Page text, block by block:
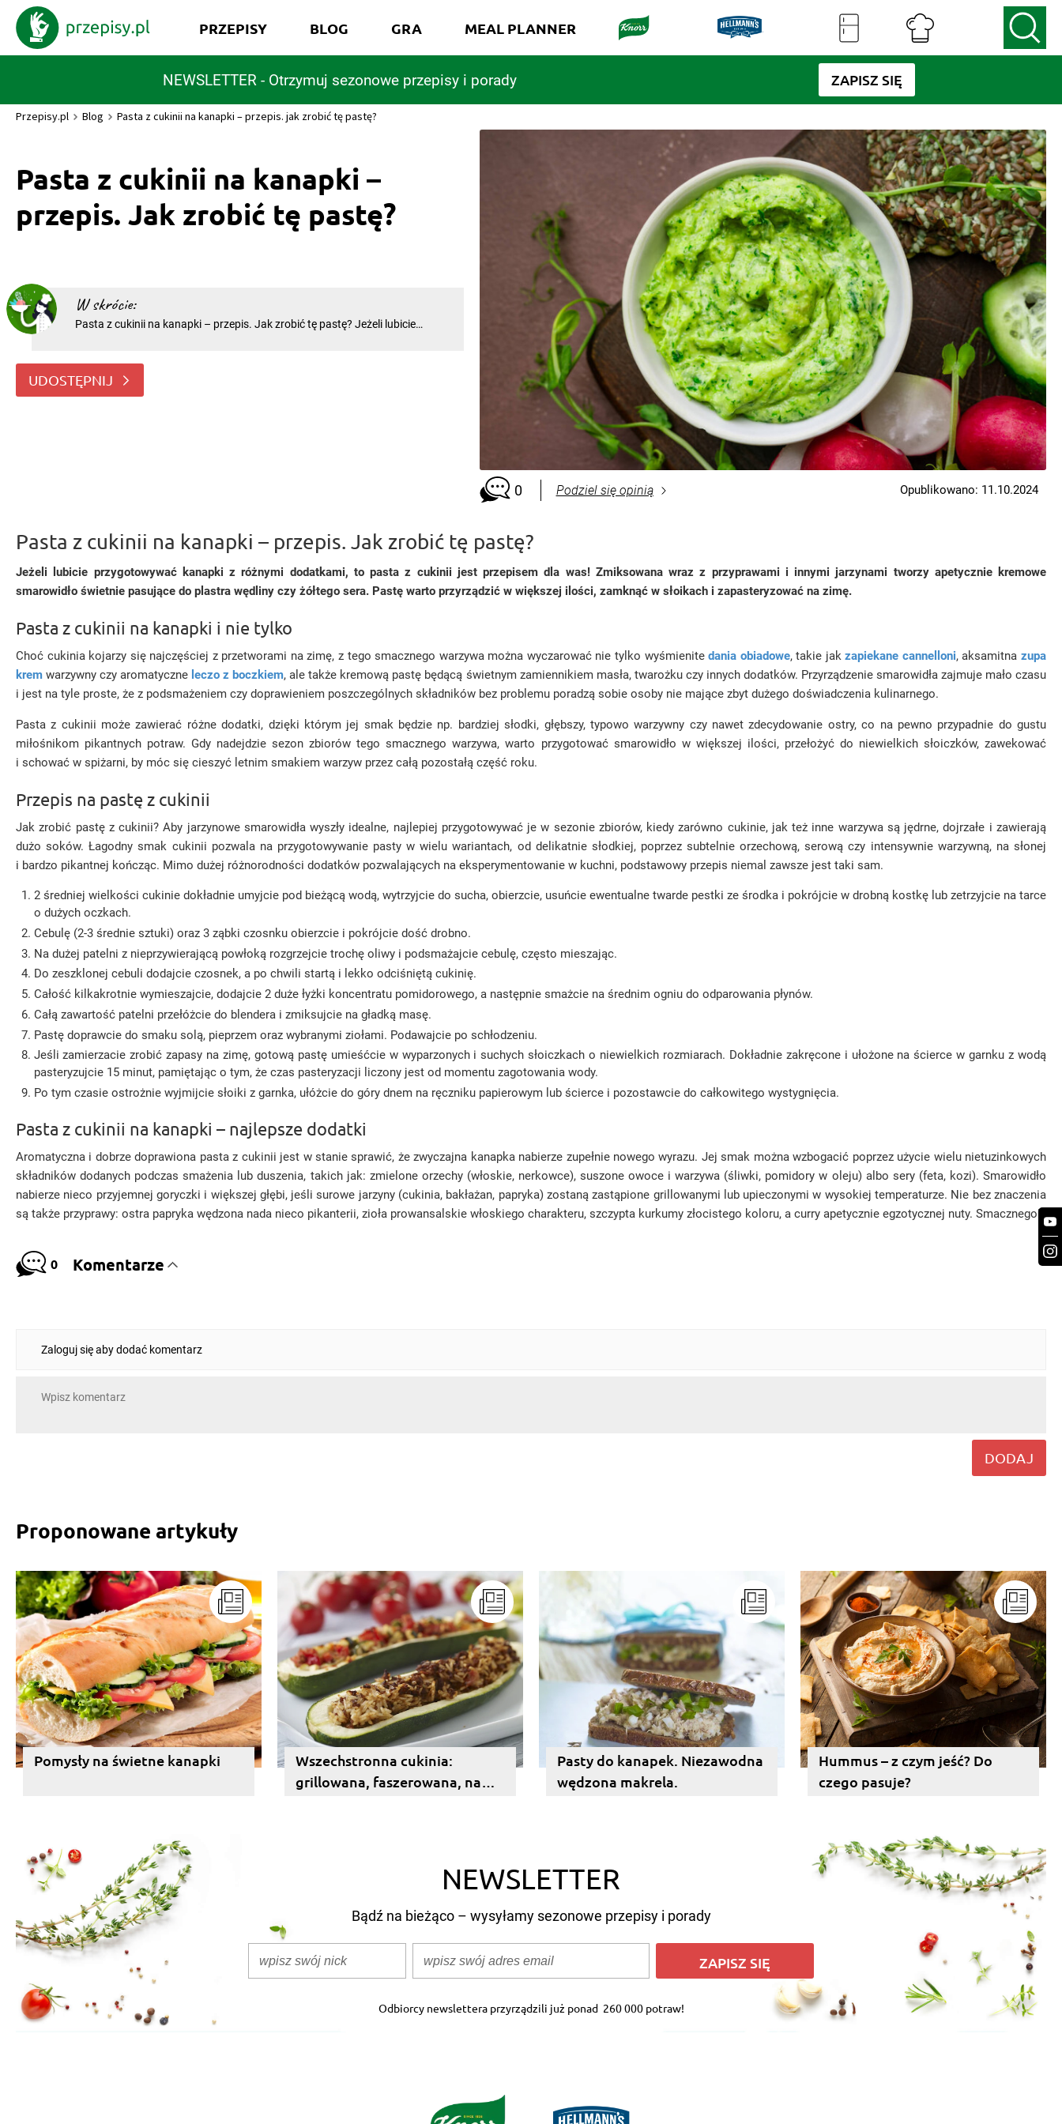
NEWSLETTER - Otrzymuj sezonowe przepisy i porady ZAPISZ SIĘ
PRZEPISY BLOG GRA MEAL PLANNER
Przepisy.pl Blog Pasta z cukinii na kanapki – przepis. jak zrobić tę pastę?
Pasta z cukinii na kanapki –
przepis. Jak zrobić tę pastę?
W skrócie:
Pasta z cukinii na kanapki – przepis. Jak zrobić tę pastę? Jeżeli lubicie
tworzy apetycznie kremowe smarowidło świetnie
UDOSTĘPNIJ
0 Podziel się opinią Opublikowano: 11.10.2024
Pasta z cukinii na kanapki – przepis. Jak zrobić tę pastę?
Jeżeli lubicie przygotowywać kanapki z różnymi dodatkami, to pasta z cukinii jest przepisem dla was! Zmiksowana wraz z przyprawami i innymi jarzynami tworzy apetycznie kremowe
smarowidło świetnie pasujące do plastra wędliny czy żółtego sera. Pastę warto przyrządzić w większej ilości, zamknąć w słoikach i zapasteryzować na zimę.
Pasta z cukinii na kanapki i nie tylko
Choć cukinia kojarzy się najczęściej z przetworami na zimę, z tego smacznego warzywa można wyczarować nie tylko wyśmienitedania obiadowe, takie jakzapiekane cannelloni, aksamitnazupa
krem warzywny czy aromatyczne leczo z boczkiem, ale także kremową pastę będącą świetnym zamiennikiem masła, twarożku czy innych dodatków. Przyrządzenie smarowidła zajmuje mało czasu
i jest na tyle proste, że z podsmażeniem czy doprawieniem poszczególnych składników bez problemu poradzą sobie osoby nie mające zbyt dużego doświadczenia kulinarnego.
Pasta z cukinii może zawierać różne dodatki, dzięki którym jej smak będzie np. bardziej słodki, głębszy, typowo warzywny czy nawet zdecydowanie ostry, co na pewno przypadnie do gustu
miłośnikom pikantnych potraw. Gdy nadejdzie sezon zbiorów tego smacznego warzywa, warto przygotować smarowidło w większej ilości, przełożyć do niewielkich słoiczków, zawekować
i schować w spiżarni, by móc się cieszyć letnim smakiem warzyw przez całą pozostałą część roku.
Przepis na pastę z cukinii
Jak zrobić pastę z cukinii? Aby jarzynowe smarowidła wyszły idealne, najlepiej przygotowywać je w sezonie zbiorów, kiedy zarówno cukinie, jak też inne warzywa są jędrne, dojrzałe i zawierają
dużo soków. Łagodny smak cukinii pozwala na przygotowywanie pasty w wielu wariantach, od delikatnie słodkiej, poprzez subtelnie orzechową, serową czy intensywnie warzywną, na słonej
i bardzo pikantnej kończąc. Mimo dużej różnorodności dodatków pozwalających na eksperymentowanie w kuchni, podstawowy przepis niemal zawsze jest taki sam.
2 średniej wielkości cukinie dokładnie umyjcie pod bieżącą wodą, wytrzyjcie do sucha, obierzcie, usuńcie ewentualne twarde pestki ze środka i pokrójcie w drobną kostkę lub zetrzyjcie na tarce
o dużych oczkach.
Cebulę (2-3 średnie sztuki) oraz 3 ząbki czosnku obierzcie i pokrójcie dość drobno.
Na dużej patelni z nieprzywierającą powłoką rozgrzejcie trochę oliwy i podsmażajcie cebulę, często mieszając.
Do zeszklonej cebuli dodajcie czosnek, a po chwili startą i lekko odciśniętą cukinię.
Całość kilkakrotnie wymieszajcie, dodajcie 2 duże łyżki koncentratu pomidorowego, a następnie smażcie na średnim ogniu do odparowania płynów.
Całą zawartość patelni przełóżcie do blendera i zmiksujcie na gładką masę.
Pastę doprawcie do smaku solą, pieprzem oraz wybranymi ziołami. Podawajcie po schłodzeniu.
Jeśli zamierzacie zrobić zapasy na zimę, gotową pastę umieśćcie w wyparzonych i suchych słoiczkach o niewielkich rozmiarach. Dokładnie zakręcone i ułożone na ścierce w garnku z wodą
pasteryzujcie 15 minut, pamiętając o tym, że czas pasteryzacji liczony jest od momentu zagotowania wody.
Po tym czasie ostrożnie wyjmijcie słoiki z garnka, ułóżcie do góry dnem na ręczniku papierowym lub ścierce i pozostawcie do całkowitego wystygnięcia.
Pasta z cukinii na kanapki – najlepsze dodatki
Aromatyczna i dobrze doprawiona pasta z cukinii jest w stanie sprawić, że zwyczajna kanapka nabierze zupełnie nowego wyrazu. Jej smak można wzbogacić poprzez użycie wielu nietuzinkowych
składników dodanych podczas smażenia lub duszenia, takich jak: zmielone orzechy (włoskie, nerkowce), suszone owoce i warzywa (śliwki, pomidory w oleju) albo sery (feta, kozi). Smarowidło
nabierze nieco przyjemnej goryczki i większej głębi, jeśli surowe jarzyny (cukinia, bakłażan, papryka) zostaną zastąpione grillowanymi lub upieczonymi w wysokiej temperaturze. Nie bez znaczenia
są także przyprawy: ostra papryka wędzona nada nieco pikanterii, zioła prowansalskie włoskiego charakteru, szczypta kurkumy złocistego koloru, a curry apetycznie egzotycznej nuty. Smacznego!
0 Komentarze
Zaloguj się aby dodać komentarz
DODAJ
Proponowane artykuły
Pomysły na świetne kanapki
Wszechstronna cukinia:
grillowana, faszerowana, na
Pasty do kanapek. Niezawodna
wędzona makrela.
Hummus – z czym jeść? Do
czego pasuje?
NEWSLETTER
Bądź na bieżąco – wysyłamy sezonowe przepisy i porady
ZAPISZ SIĘ
Odbiorcy newslettera przyrządzili już ponad 260 000 potraw!